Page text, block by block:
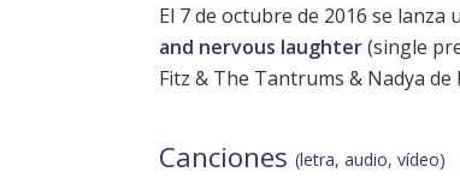
El 7 de octubre de 2016 se lanza
and nervous laughter(single
Fitz & The Tantrums & Nadya de
Canciones (letra, audio, vídeo)